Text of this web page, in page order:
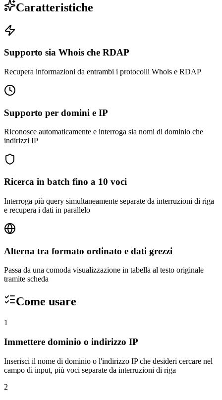
Caratteristiche
Supporto sia Whois che RDAP
Recupera informazioni da entrambi i protocolli Whois e RDAP
Supporto per domini e IP
Riconosce automaticamente e interroga sia nomi di dominio che
indirizzi IP
Ricerca in batch fino a 10 voci
Interroga più query simultaneamente separate da interruzioni di riga
e recupera i dati in parallelo
Alterna tra formato ordinato e dati grezzi
Passa da una comoda visualizzazione in tabella al testo originale
tramite scheda
Come usare
1
Immettere dominio o indirizzo IP
Inserisci il nome di dominio o l'indirizzo IP che desideri cercare nel
campo di input, più voci separate da interruzioni di riga
2